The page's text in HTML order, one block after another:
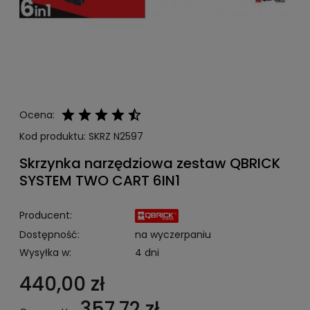
Ocena:
Kod produktu: SKRZ N2597
Skrzynka narzędziowa zestaw QBRICK
SYSTEM TWO CART 6IN1
Producent:
Dostępność:
na wyczerpaniu
Wysyłka w:
4 dni
440,00 zł